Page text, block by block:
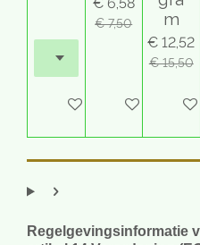
Houd mij op de hoogte
€ 7,50
In winkelwagen
m
€ 12,52
€ 15,50
In
Regelgevingsinformatie